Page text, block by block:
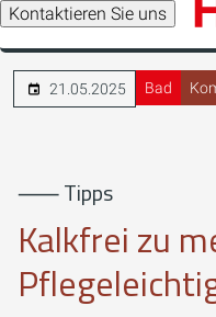
Kontaktieren Sie uns
21.05.2025 Bad
⸺ Tipps
Kalkfrei zu